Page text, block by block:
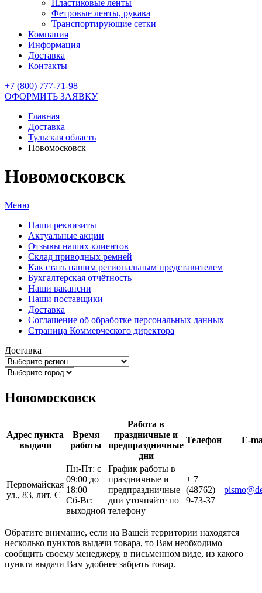
Пластиковые ленты
Фетровые ленты, рукава
Транспортирующие сетки
Компания
Информация
Доставка
Контакты
+7 (800) 777-71-98
ОФОРМИТЬ ЗАЯВКУ
Главная
Доставка
Тульская область
Новомосковск
Новомосковск
Меню
Наши реквизиты
Актуальные акции
Отзывы наших клиентов
Склад приводных ремней
Как стать нашим региональным представителем
Бухгалтерская отчётность
Наши вакансии
Наши поставщики
Доставка
Соглашение об обработке персональных данных
Страница Коммерческого директора
Доставка
Новомосковск
Адрес пункта
выдачи
Время
работы
Работа в
праздничные и
предпраздничные
дни
Телефон E-
Первомайская
ул., 83, лит. С
Пн-Пт: с
09:00 до
18:00
Сб-Вс:
выходной
График работы в
праздничные и
предпраздничные
дни уточняйте по
телефону
+ 7
(48762)
9-73-37
Обратите внимание, если на Вашей территории находятся
несколько пунктов выдачи товара, то Вам необходимо
сообщить своему менеджеру, в письменном виде, из какого
пункта выдачи Вам удобнее забрать товар.